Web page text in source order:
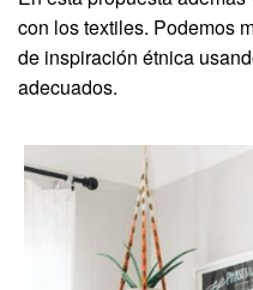
con los textiles. Podemos
de inspiración étnica
adecuados.